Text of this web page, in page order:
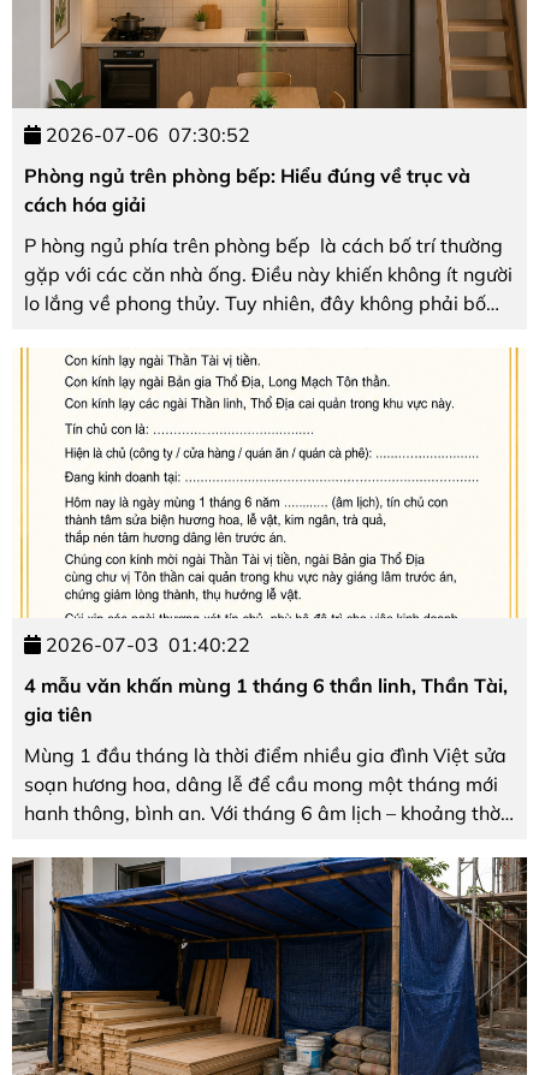
2026-07-06 07:30:52
Phòng ngủ trên phòng bếp: Hiểu đúng về trục và
cách hóa giải
P hòng ngủ phía trên phòng bếp là cách bố trí thường
gặp với các căn nhà ống. Điều này khiến không ít người
lo lắng về phong thủy. Tuy nhiên, đây không phải bố
giữa giường ngủ và bếp nấu . Để giúp ...
2026-07-03 01:40:22
4 mẫu văn khấn mùng 1 tháng 6 thần linh, Thần Tài,
gia tiên
Mùng 1 đầu tháng là thời điểm nhiều gia đình Việt sửa
soạn hương hoa, dâng lễ để cầu mong một tháng mới
hanh thông, bình an. Với tháng 6 âm lịch – khoảng thời
cúng lễ và đọc văn khấn mùng 1 tháng 6 ...